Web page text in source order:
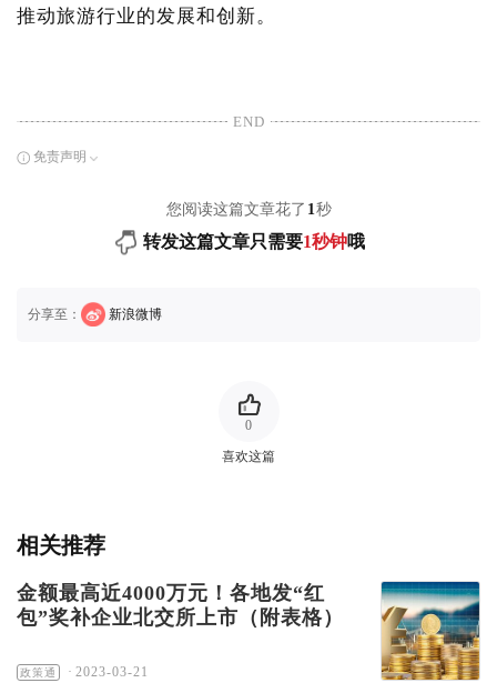
推动旅游行业的发展和创新。
END
免责声明
您阅读这篇文章花了 1秒
转发这篇文章只需要1秒钟哦
分享至： 新浪微博
喜欢这篇
0
相关推荐
金额最高近4000万元！各地发“红
包”奖补企业北交所上市（附表格）
政策通 · 2023-03-21